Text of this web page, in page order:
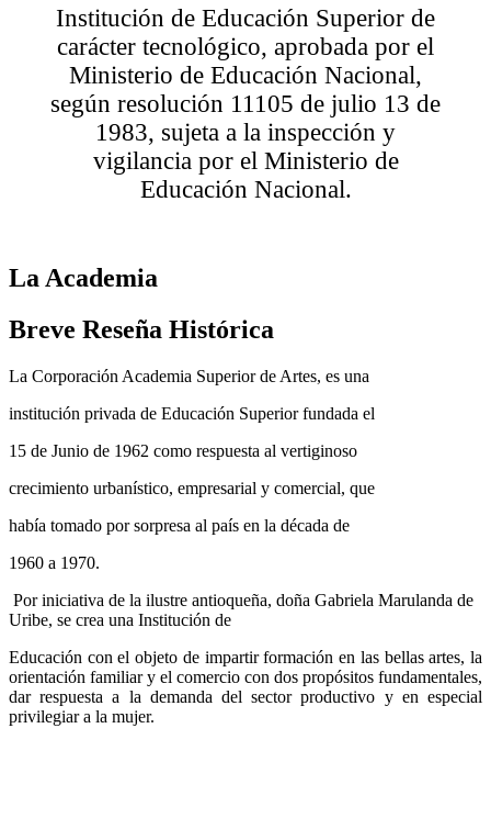
Institución de Educación Superior de
carácter tecnológico, aprobada por el
Ministerio de Educación Nacional,
según resolución 11105 de julio 13 de
1983, sujeta a la inspección y
vigilancia por el Ministerio de
Educación Nacional.
La Academia
Breve Reseña Histórica
La Corporación Academia Superior de Artes, es una
institución privada de Educación Superior fundada el
15 de Junio de 1962 como respuesta al vertiginoso
crecimiento urbanístico, empresarial y comercial, que
había tomado por sorpresa al país en la década de
1960 a 1970.
Por iniciativa de la ilustre antioqueña, doña Gabriela Marulanda de
Uribe, se crea una Institución de
Educación con el objeto de impartir formaciónen las bellas artes, la
orientación familiar y el comercio con dos propósitos fundamentales,
darrespuesta a la demanda del sector productivo y enespecial
privilegiar a la mujer.